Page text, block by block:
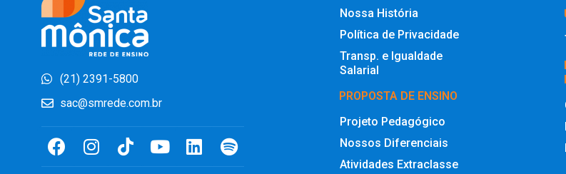
(21) 2391-5800
sac@smrede.com.br
Nossa História
Política de Privacidade
Transp. e Igualdade
Salarial
PROPOSTA DE ENSINO
Projeto Pedagógico
Nossos Diferenciais
Atividades Extraclasse